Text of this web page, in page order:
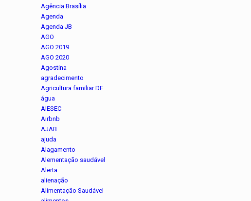
Agência Brasília
Agenda
Agenda JB
AGO
AGO 2019
AGO 2020
Agostina
agradecimento
Agricultura familiar DF
água
AIESEC
Airbnb
AJAB
ajuda
Alagamento
Alementação saudável
Alerta
alienação
Alimentação Saudável